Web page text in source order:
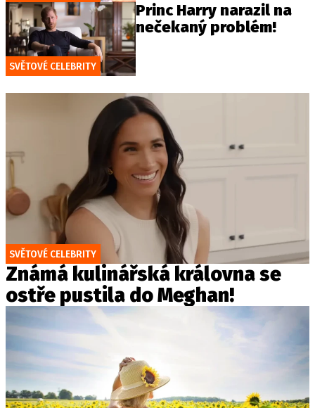
SVĚTOVÉ CELEBRITY
Princ Harry narazil na
nečekaný problém!
SVĚTOVÉ CELEBRITY
Známá kulinářská královna se
ostře pustila do Meghan!